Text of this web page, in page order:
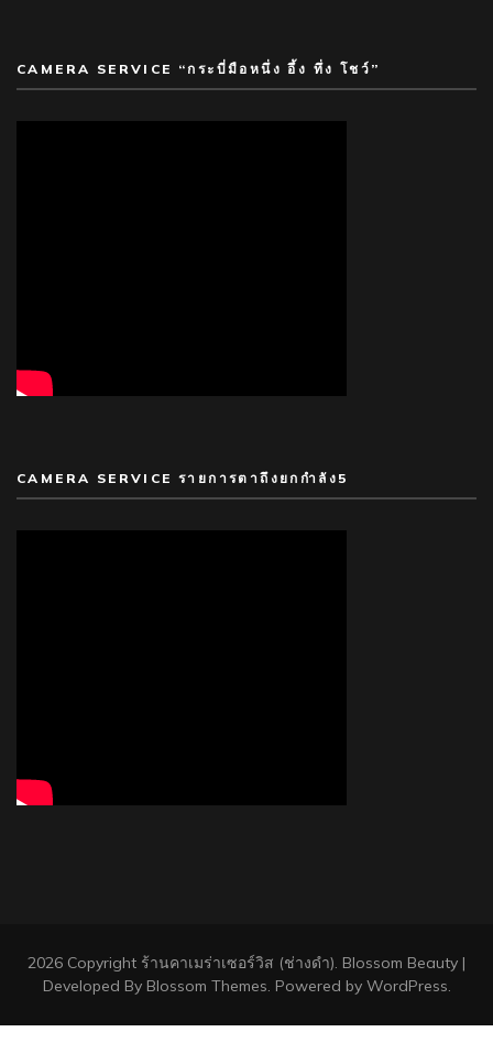
CAMERA SERVICE “กระบี่มือหนึ่ง อึ้ง ทึ่ง โชว์”
CAMERA SERVICE รายการตาถึงยกกำลัง5
2026 Copyright ร้านคาเมร่าเซอร์วิส (ช่างดำ). Blossom Beauty |
Developed By Blossom Themes. Powered by WordPress.